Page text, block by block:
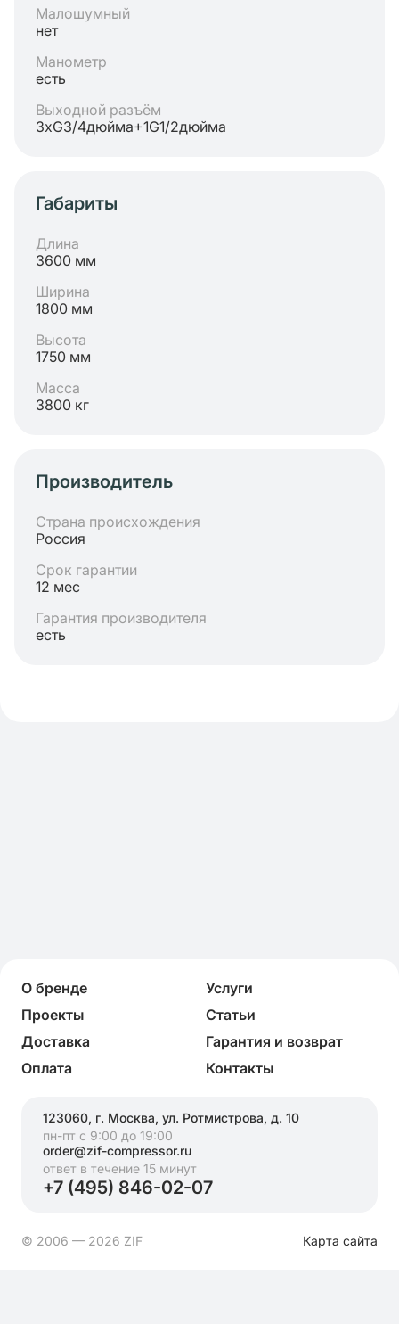
Малошумный
нет
Манометр
есть
Выходной разъём
3хG3/4дюйма+1G1/2дюйма
Габариты
Длина
3600 мм
Ширина
1800 мм
Высота
1750 мм
Масса
3800 кг
Производитель
Страна происхождения
Россия
Срок гарантии
12 мес
Гарантия производителя
есть
О бренде
Услуги
Проекты
Статьи
Доставка
Гарантия и возврат
Оплата
Контакты
123060, г. Москва, ул. Ротмистрова, д. 10
пн-пт с 9:00 до 19:00
order@zif-compressor.ru
ответ в течение 15 минут
+7 (495) 846-02-07
© 2006 — 2026 ZIF Карта сайта